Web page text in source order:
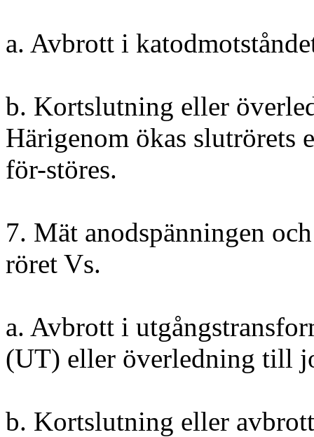
a. Avbrott i
b. Kortslutning eller
Härigenom ökas slutrörets
för-störes.
7. Mät anodspänningen
röret Vs.
a. Avbrott i
(UT) eller överledning till
b. Kortslutning eller